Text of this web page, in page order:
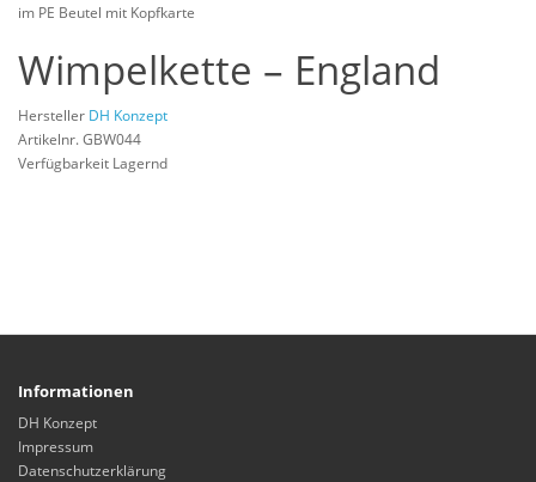
im PE Beutel mit Kopfkarte
Wimpelkette – England
Hersteller DH Konzept
Artikelnr. GBW044
Verfügbarkeit Lagernd
Informationen
DH Konzept
Impressum
Datenschutzerklärung